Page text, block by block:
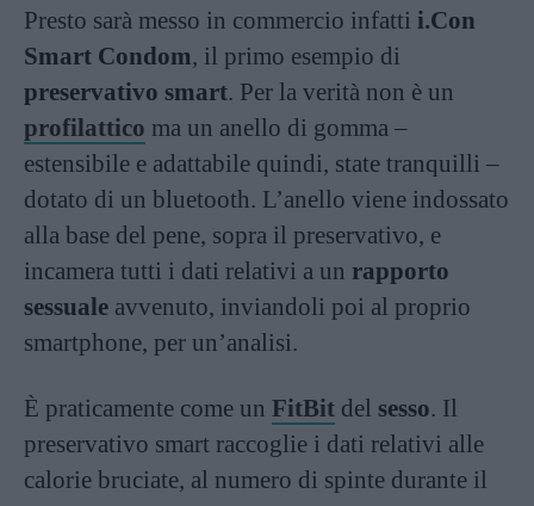
Presto sarà messo in commercio infatti i.Con
Smart Condom, il primo esempio di
preservativo smart. Per la verità non è un
profilattico ma un anello di gomma –
estensibile e adattabile quindi, state tranquilli –
dotato di un bluetooth. L’anello viene indossato
alla base del pene, sopra il preservativo, e
incamera tutti i dati relativi a un rapporto
sessuale avvenuto, inviandoli poi al proprio
smartphone, per un’analisi.
È praticamente come un FitBit del sesso. Il
preservativo smart raccoglie i dati relativi alle
calorie bruciate, al numero di spinte durante il